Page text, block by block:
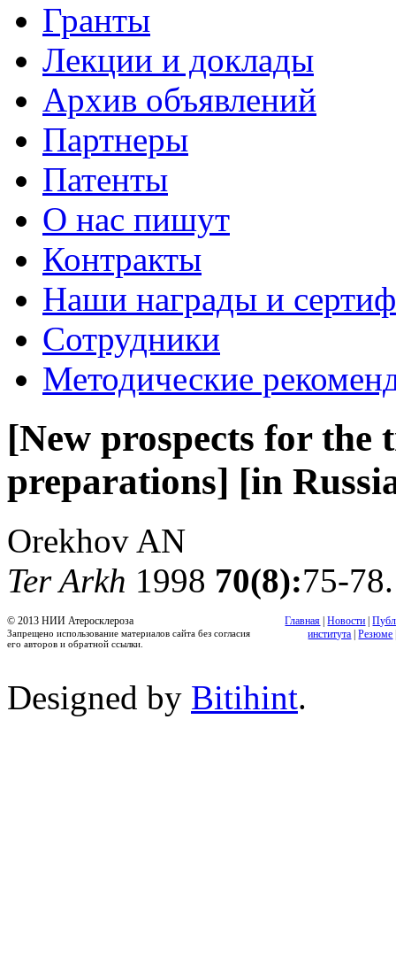
Гранты
Лекции и доклады
Архив объявлений
Партнеры
Патенты
О нас пишут
Контракты
Наши награды и
Сотрудники
Методические
[New prospects for the
preparations] [in
Orekhov AN
Ter Arkh 1998 70(8):75-78.
© 2013 НИИ Атеросклероза
Запрещено использование материалов сайта без согласия
его авторов и обратной ссылки.
Главная |Новости |
института |Резюме
Designed by Bitihint.